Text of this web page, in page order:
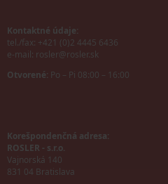
Kontaktné údaje:
tel./fax: +421 (0)2 4445 6436
e-mail: rosler@rosler.sk
Otvorené: Po – Pi 08:00 – 16:00
Korešpondenčná adresa:
ROSLER - s.r.o.
Vajnorská 140
831 04 Bratislava